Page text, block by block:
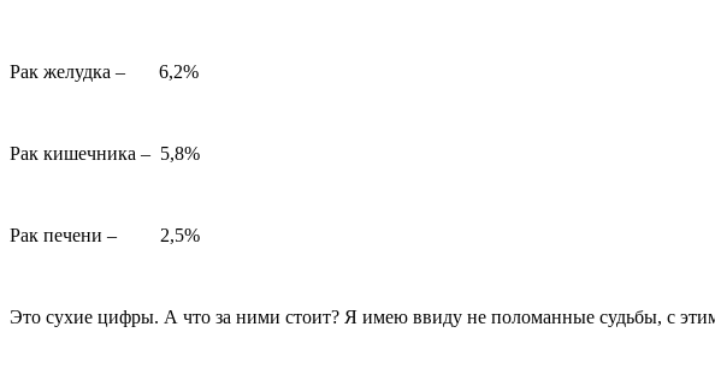
Рак желудка – 6,2%
Рак кишечника – 5,8%
Рак печени – 2,5%
Это сухие цифры. А что за ними стоит? Я имею ввиду не поломанные судьбы, с